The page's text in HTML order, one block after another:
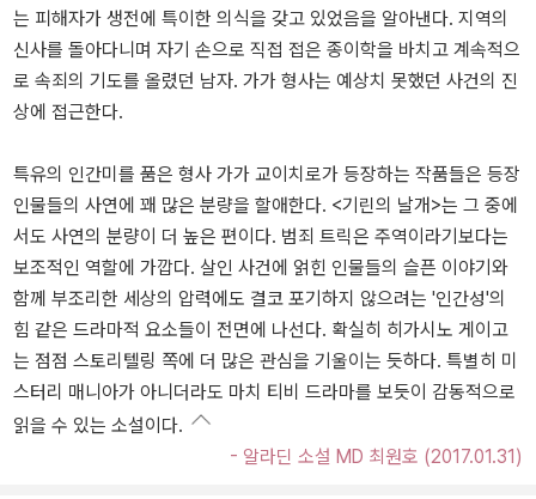
는 피해자가 생전에 특이한 의식을 갖고 있었음을 알아낸다. 지역의
신사를 돌아다니며 자기 손으로 직접 접은 종이학을 바치고 계속적으
로 속죄의 기도를 올렸던 남자. 가가 형사는 예상치 못했던 사건의 진
상에 접근한다.
특유의 인간미를 품은 형사 가가 교이치로가 등장하는 작품들은 등장
인물들의 사연에 꽤 많은 분량을 할애한다. <기린의 날개>는 그 중에
서도 사연의 분량이 더 높은 편이다. 범죄 트릭은 주역이라기보다는
보조적인 역할에 가깝다. 살인 사건에 얽힌 인물들의 슬픈 이야기와
함께 부조리한 세상의 압력에도 결코 포기하지 않으려는 '인간성'의
힘 같은 드라마적 요소들이 전면에 나선다. 확실히 히가시노 게이고
는 점점 스토리텔링 쪽에 더 많은 관심을 기울이는 듯하다. 특별히 미
스터리 매니아가 아니더라도 마치 티비 드라마를 보듯이 감동적으로
읽을 수 있는 소설이다.
- 알라딘 소설 MD 최원호 (2017.01.31)